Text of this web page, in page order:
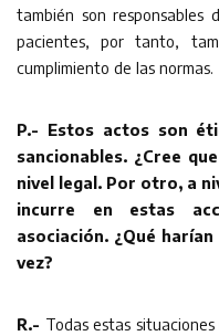
también son
pacientes, por tanto,
cumplimiento de las normas.
P.- Estos actos son
sancionables. ¿Cree
nivel legal. Por otro, a
incurre en estas
asociación. ¿Qué
vez?
R.- Todas estas